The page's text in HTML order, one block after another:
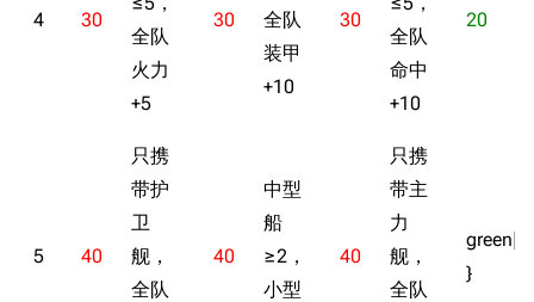
4 30
全队
火力
+5
30
全队
装甲
+10
30
全队
命中
+10
20
5 40
只携
带护
卫
舰，
全队
40
中型
船
≥2，
小型
40
只携
带主
力
舰，
全队
}